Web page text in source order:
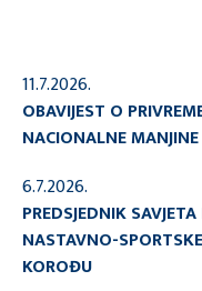
11.7.2026.
OBAVIJEST O
NACIONALNE MANJINE
6.7.2026.
PREDSJEDNIK
NASTAVNO-
KOROĐU